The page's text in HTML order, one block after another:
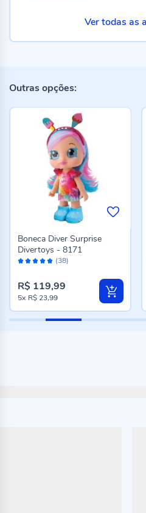
Ver todas as
Outras opções:
Avaliação: (38)
Boneca Diver Surprise
Divertoys - 8171
R$ 119,99
5x R$ 23,99